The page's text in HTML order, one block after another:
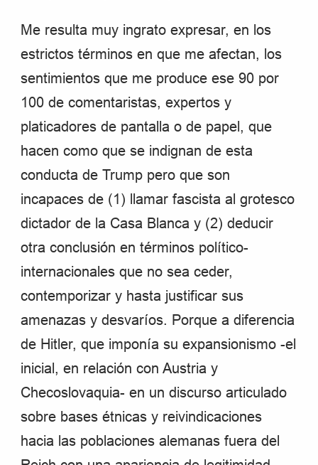
Me resulta muy ingrato expresar, en los
estrictos términos en que me afectan, los
sentimientos que me produce ese 90 por
100 de comentaristas, expertos y
platicadores de pantalla o de papel, que
hacen como que se indignan de esta
conducta de Trump pero que son
incapaces de (1) llamar fascista al grotesco
dictador de la Casa Blanca y (2) deducir
otra conclusión en términos político-
internacionales que no sea ceder,
contemporizar y hasta justificar sus
amenazas y desvaríos. Porque a diferencia
de Hitler, que imponía su expansionismo -el
inicial, en relación con Austria y
Checoslovaquia- en un discurso articulado
sobre bases étnicas y reivindicaciones
hacia las poblaciones alemanas fuera del